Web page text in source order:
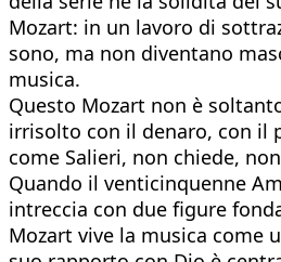
Mozart: in un lavoro di
sono, ma non diventano
musica.
Questo Mozart non è
irrisolto con il denaro, con il
come Salieri, non chiede,
Quando il venticinquenne
intreccia con due figure
Mozart vive la musica come